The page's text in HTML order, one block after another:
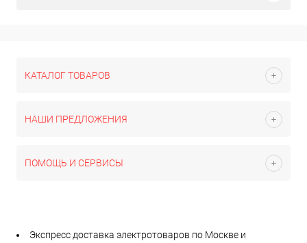
КАТАЛОГ ТОВАРОВ
НАШИ ПРЕДЛОЖЕНИЯ
ПОМОЩЬ И СЕРВИСЫ
Экспресс доставка электротоваров по Москве и